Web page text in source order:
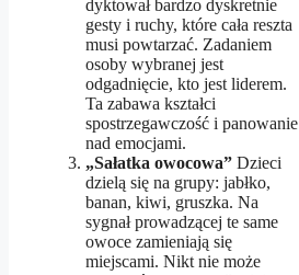
dyktował bardzo dyskretnie
gesty i ruchy, które cała reszta
musi powtarzać. Zadaniem
osoby wybranej jest
odgadnięcie, kto jest liderem.
Ta zabawa kształci
spostrzegawczość i panowanie
nad emocjami.
„Sałatka owocowa” Dzieci
dzielą się na grupy: jabłko,
banan, kiwi, gruszka. Na
sygnał prowadzącej te same
owoce zamieniają się
miejscami. Nikt nie może